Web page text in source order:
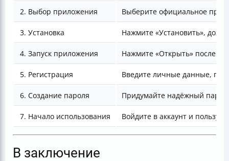
2. Выбор приложения Выберите официальное
3. Установка Нажмите «Установить»,
4. Запуск приложения Нажмите «Открыть» после
5. Регистрация Введите личные данные,
6. Создание пароля Придумайте надёжный
7. Начало использования Войдите в аккаунт и
В заключение